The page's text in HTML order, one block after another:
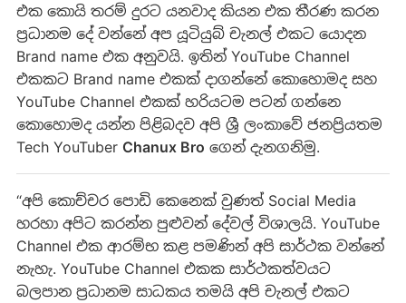
එක කොයි තරම් දුරට යනවාද කියන එක තීරණ කරන
ප්‍රධානම දේ ​වන්නේ අප යූටියුබ් චැනල් එකට යොදන
Brand name එක අනුවයි. ඉතින් YouTube Channel
එකකට Brand name එකක් දාගන්නේ කොහොමද සහ
YouTube Channel එකක් හරියටම පටන් ගන්නෙ
කොහොමද යන්න පිළිබදව අපි ශ්‍රී ලංකාවේ ජනප්‍රියතම
Tech YouTuber Chanux Bro ගෙන් දැනගනිමු.
“අපි කොච්චර පොඩි කෙනෙක් වුණත්​ Social Media
හරහා අපිට කරන්න පුළුවන් දේවල් විශාලයි. YouTube
Channel එක ආරම්භ කළ පමණින් අපි සාර්ථක ​වන්නේ
නැහැ. YouTube Channel එකක සාර්ථකත්වයට
බලපාන ප්‍රධානම සාධකය තමයි අපි චැනල් එකට